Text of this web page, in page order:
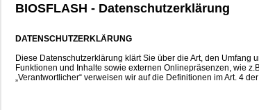
BIOSFLASH - Datenschutzerklärung
DATENSCHUTZERKLÄRUNG
Diese Datenschutzerklärung klärt Sie über die Art, den
Funktionen und Inhalte sowie externen Onlinepräsenzen, wie
„Verantwortlicher“ verweisen wir auf die Definitionen im Art. 4